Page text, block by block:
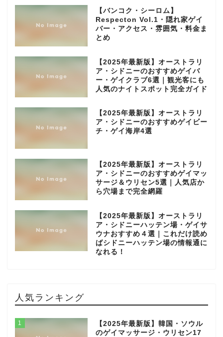
【バンコク・シーロム】
Respecton Vol.1・隠れ家ゲイ
バー・アクセス・雰囲気・料金ま
とめ
【2025年最新版】オーストラリ
ア・シドニーのおすすめゲイバ
ー・ゲイクラブ6選｜観光客にも
人気のナイトスポット完全ガイド
【2025年最新版】オーストラリ
ア・シドニーのおすすめゲイビー
チ・ゲイ海岸4選
【2025年最新版】オーストラリ
ア・シドニーのおすすめゲイマッ
サージ＆ウリセン5選｜人気店か
ら穴場まで完全網羅
【2025年最新版】オーストラリ
ア・シドニーハッテン場・ゲイサ
ウナおすすめ４選｜これだけ読め
ばシドニーハッテン場の情報通に
なれる！
人気ランキング
1
【2025年最新版】韓国・ソウル
のゲイマッサージ・ウリセン17